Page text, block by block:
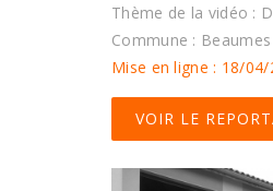
Thème de la vidéo :
Commune :
Mise en ligne : 18/04/
VOIR LE